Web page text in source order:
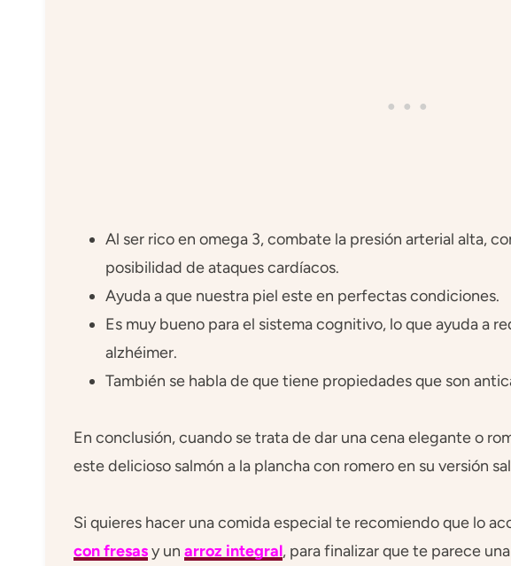
Al ser rico en omega 3, combate la presión arterial alta,
posibilidad de ataques cardíacos.
Ayuda a que nuestra piel este en perfectas condiciones.
Es muy bueno para el sistema cognitivo, lo que ayuda a
alzhéimer.
También se habla de que tiene propiedades que son
En conclusión, cuando se trata de dar una cena elegante o
este delicioso salmón a la plancha con romero en su versión
Si quieres hacer una comida especial te recomiendo que lo
con fresasy un arroz integral, para finalizar que te parece una